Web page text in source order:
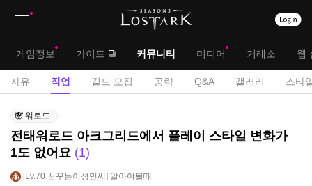
대
메
게임정보 가이드 커뮤니티 미디어 거래소 웹
서
메
자유 직업 길드 모집 공략 Q&A 갤러리 스타
직
업
게
시
판
워로드
전태워로드 아크그리드에서 플레이 스타일 변화가
1도 없어요 1
Lv.70 꿈꾸는이성민씨 알아야될때